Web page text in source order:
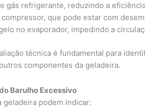
gás refrigerante, reduzindo a
que pode estar com
no evaporador, impedindo a
técnica é fundamental para
componentes da geladeira.
Barulho Excessivo
geladeira podem indicar: